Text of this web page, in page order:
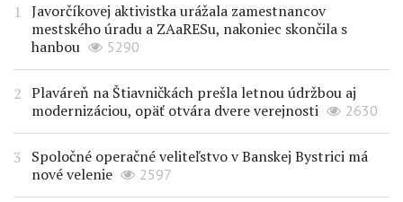
Javorčíkovej aktivistka urážala zamestnancov
mestského úradu a ZAaRESu, nakoniec skončila s
hanbou
5290
Plaváreň na Štiavničkách prešla letnou údržbou aj
modernizáciou, opäť otvára dvere verejnosti
2630
Spoločné operačné veliteľstvo v Banskej Bystrici má
nové velenie
2597